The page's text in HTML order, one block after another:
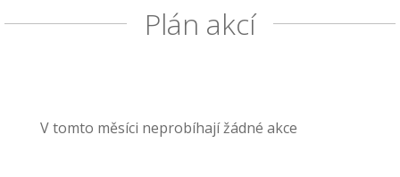
Plán akcí
V tomto měsíci neprobíhají žádné akce